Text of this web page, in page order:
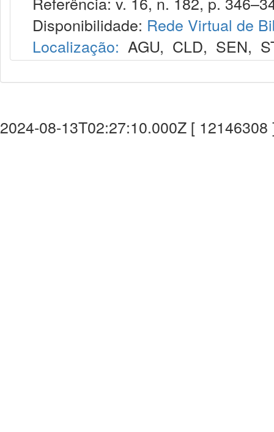
Disponibilidade: Rede Virtual de
Localização: AGU, CLD, SEN,
2024-08-13T02:27:10.000Z [ 12146308